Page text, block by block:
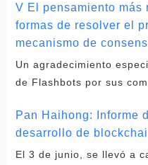
V El pensamiento más
formas de resolver el
mecanismo de
Un agradecimiento
de Flashbots por sus
Pan Haihong: Informe
desarrollo de
El 3 de junio, se llevó a